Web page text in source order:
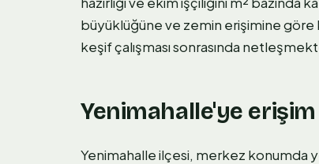
büyüklüğüne ve zemin erişimine göre
keşif çalışması sonrasında
Yenimahalle'ye
Yenimahalle ilçesi, merkez konumda